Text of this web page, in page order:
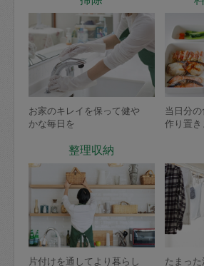
お家のキレイを保って健や
かな毎日を
当日分
作り置
整理収納
片付けを通してより暮らし
たまっ